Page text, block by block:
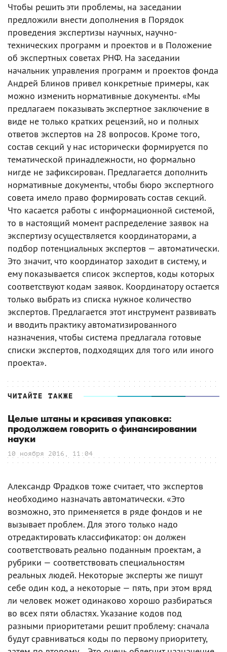
Чтобы решить эти проблемы, на заседании
предложили внести дополнения в Порядок
проведения экспертизы научных, научно-
технических программ и проектов и в Положение
об экспертных советах РНФ. На заседании
начальник управления программ и проектов фонда
Андрей Блинов привел конкретные примеры, как
можно изменить нормативные документы. «Мы
предлагаем показывать экспертное заключение в
виде не только кратких рецензий, но и полных
ответов экспертов на 28 вопросов. Кроме того,
состав секций у нас исторически формируется по
тематической принадлежности, но формально
нигде не зафиксирован. Предлагается дополнить
нормативные документы, чтобы бюро экспертного
совета имело право формировать состав секций.
Что касается работы с информационной системой,
то в настоящий момент распределение заявок на
экспертизу осуществляется координаторами, а
подбор потенциальных экспертов — автоматически.
Это значит, что координатор заходит в систему, и
ему показывается список экспертов, коды которых
соответствуют кодам заявок. Координатору остается
только выбрать из списка нужное количество
экспертов. Предлагается этот инструмент развивать
и вводить практику автоматизированного
назначения, чтобы система предлагала готовые
списки экспертов, подходящих для того или иного
проекта».
ЧИТАЙТЕ ТАКЖЕ
Целые штаны и красивая упаковка:
продолжаем говорить о финансировании
науки
10 ноября 2016, 11:04
Александр Фрадков тоже считает, что экспертов
необходимо назначать автоматически. «Это
возможно, это применяется в ряде фондов и не
вызывает проблем. Для этого только надо
отредактировать классификатор: он должен
соответствовать реально поданным проектам, а
рубрики — соответствовать специальностям
реальных людей. Некоторые эксперты же пишут
себе один код, а некоторые — пять, при этом вряд
ли человек может одинаково хорошо разбираться
во всех пяти областях. Указание кодов под
разными приоритетами решит проблему: сначала
будут сравниваться коды по первому приоритету,